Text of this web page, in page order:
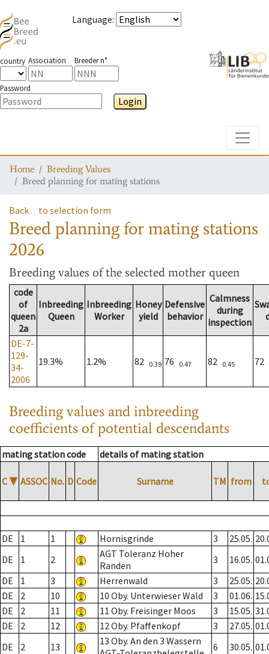
Language:
country Association Breeder n°
Password
Login
Home
Breeding Values
Breed planning for mating stations
Back to selection form
Breed planning for mating stations
2026
Breeding values of the selected mother queen
code
of
queen
2a
Inbreeding
Queen
Inbreeding
Worker
Honey
yield
Defensive
behavior
Calmness
during
inspection
DE-7-
129-
34-
2006
19.3% 1.2% 82 0.39 76 0.47 82 0.45 72
Breeding values and inbreeding
coefficients of potential descendants
mating station code details of mating station
C ▼ ASSOC No. D Code Surname TM from
DE 1 1 Hornisgrinde 3 25.05.
DE
1 2
AGT Toleranz Hoher
Randen
3 16.05.
DE
1 3 Herrenwald 3 25.05.
DE
2 10 10 Oby. Unterwieser Wald 3 01.06.
DE
2 11 11 Oby. Freisinger Moos 3 15.05.
DE
2 12 12 Oby. Pfaffenkopf 3 27.05.
DE
2 13
13 Oby. An den 3 Wassern
6 30.05.